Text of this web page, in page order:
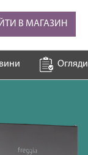
В МАГАЗИН
Огляди